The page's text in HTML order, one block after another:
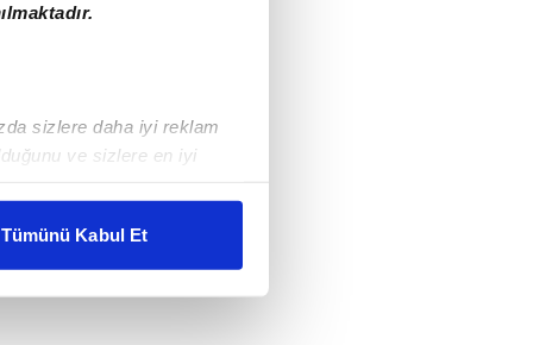
sizlere daha iyi reklam
ve sizlere en iyi
gösterilmeyecektir."
kullanılmaktadır. Bu
Tümünü Kabul Et